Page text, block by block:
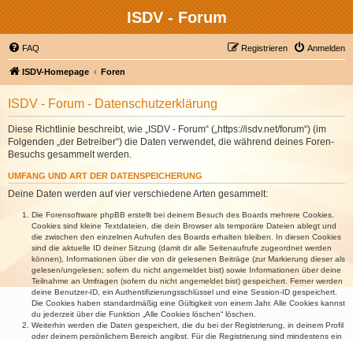
ISDV - Forum
FAQ Anmelden
Registrieren
ISDV-Homepage Foren
ISDV - Forum - Datenschutzerklärung
Diese Richtlinie beschreibt, wie „ISDV - Forum“ („https://isdv.net/forum“) (im
Folgenden „der Betreiber“) die Daten verwendet, die während deines Foren-
Besuchs gesammelt werden.
UMFANG UND ART DER DATENSPEICHERUNG
Deine Daten werden auf vier verschiedene Arten gesammelt:
Die Forensoftware phpBB erstellt bei deinem Besuch des Boards mehrere Cookies.
Cookies sind kleine Textdateien, die dein Browser als temporäre Dateien ablegt und
die zwischen den einzelnen Aufrufen des Boards erhalten bleiben. In diesen Cookies
sind die aktuelle ID deiner Sitzung (damit dir alle Seitenaufrufe zugeordnet werden
können), Informationen über die von dir gelesenen Beiträge (zur Markierung dieser als
gelesen/ungelesen; sofern du nicht angemeldet bist) sowie Informationen über deine
Teilnahme an Umfragen (sofern du nicht angemeldet bist) gespeichert. Ferner werden
deine Benutzer-ID, ein Authentifizierungsschlüssel und eine Session-ID gespeichert.
Die Cookies haben standardmäßig eine Gültigkeit von einem Jahr. Alle Cookies kannst
du jederzeit über die Funktion „Alle Cookies löschen“ löschen.
Weiterhin werden die Daten gespeichert, die du bei der Registrierung, in deinem Profil
oder deinem persönlichem Bereich angibst. Für die Registrierung sind mindestens ein